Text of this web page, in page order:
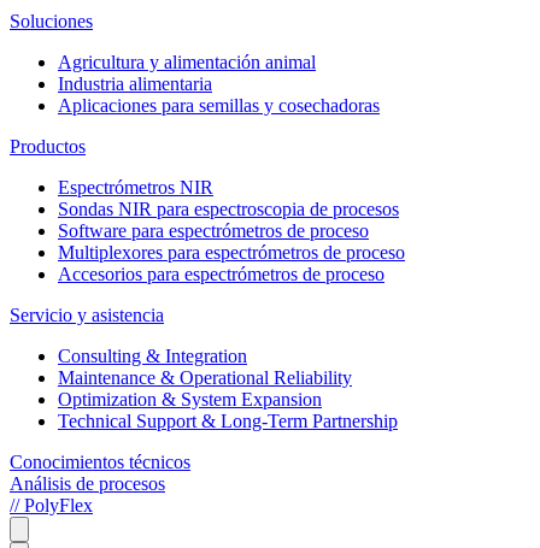
Soluciones
Agricultura y alimentación animal
Industria alimentaria
Aplicaciones para semillas y cosechadoras
Productos
Espectrómetros NIR
Sondas NIR para espectroscopia de procesos
Software para espectrómetros de proceso
Multiplexores para espectrómetros de proceso
Accesorios para espectrómetros de proceso
Servicio y asistencia
Consulting & Integration
Maintenance & Operational Reliability
Optimization & System Expansion
Technical Support & Long-Term Partnership
Conocimientos técnicos
Análisis de procesos
// PolyFlex